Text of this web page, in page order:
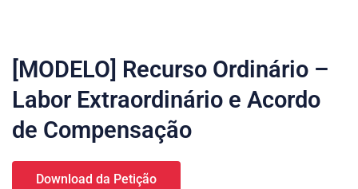
[MODELO] Recurso Ordinário –
Labor Extraordinário e Acordo
de Compensação
Download da Petição